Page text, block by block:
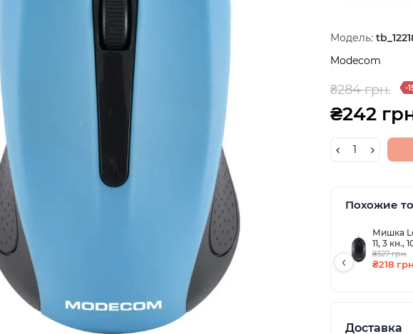
Модель:
Modecom
₴284 грн. -
₴242
Похожие
Мишка LogicConcept LM-
11, 3 кн.,
₴327 грн.
₴218
‹
Доставка